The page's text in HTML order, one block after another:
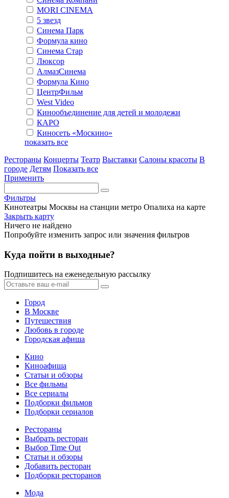
MORI CINEMA
5 звезд
Синема Парк
Формула кино
Синема Стар
Люксор
АлмазСинема
Формула Кино
ЦентрФильм
West Video
Кинообъединение для детей и молодежи
КАРО
Киносеть «Москино»
показать все
Рестораны Концерты Театр Выставки Салоны красоты В
городе Детям Показать все
Применить
Фильтры
Кинотеатры Москвы на станции метро Опалиха на карте
Закрыть карту
Ничего не найдено
Попробуйте изменить запрос или значения фильтров
Куда пойти в выходные?
Подпишитесь на еженедельную рассылку
Город
В Москве
Путешествия
Любовь в городе
Городская афиша
Кино
Киноафиша
Статьи и обзоры
Все фильмы
Все сериалы
Подборки фильмов
Подборки сериалов
Рестораны
Выбрать ресторан
Выбор Time Out
Статьи и обзоры
Добавить ресторан
Подборки ресторанов
Мода